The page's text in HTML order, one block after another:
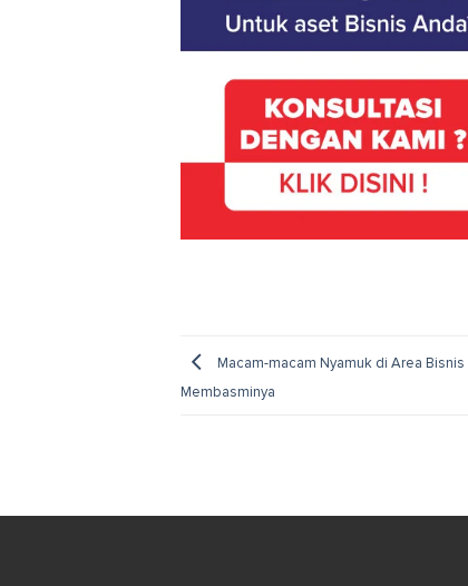
Macam-macam Nyamuk di Area Bisnis
Membasminya